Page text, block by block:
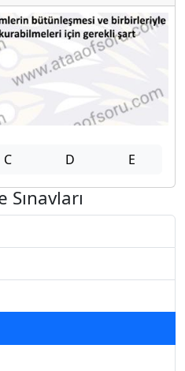
C D E